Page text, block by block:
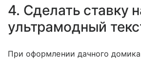
4. Сделать ставку
ультрамодный
При оформлении дачного